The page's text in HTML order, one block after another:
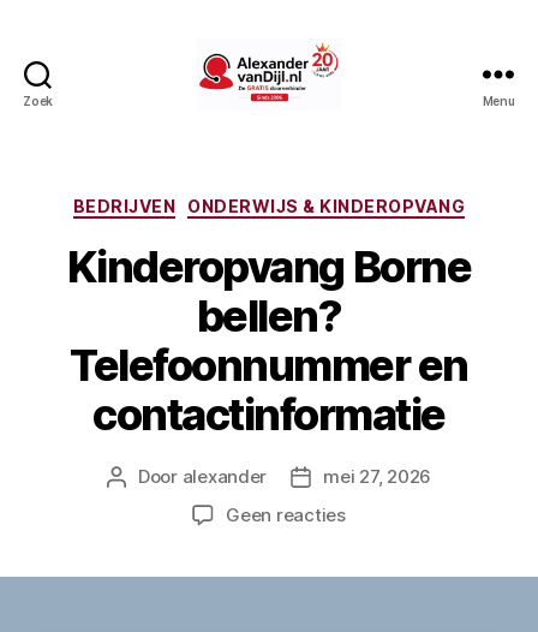
Zoek Menu
Categorieën
BEDRIJVEN ONDERWIJS & KINDEROPVANG
Kinderopvang Borne
bellen?
Telefoonnummer en
contactinformatie
Berichtauteur
Door alexander Berichtdatum
mei 27, 2026
Geen reactiesop